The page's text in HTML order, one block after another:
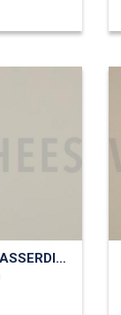
OUTDOOR WASSERDICHT